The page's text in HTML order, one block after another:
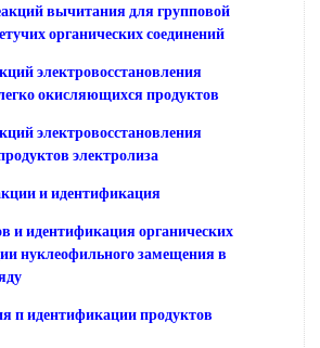
вычитания для групповой
органических соединений
электровосстановления
окисляющихся продуктов
электровосстановления
электролиза
и идентификация
и идентификация органических
нуклеофильного замещения в
п идентификации продуктов